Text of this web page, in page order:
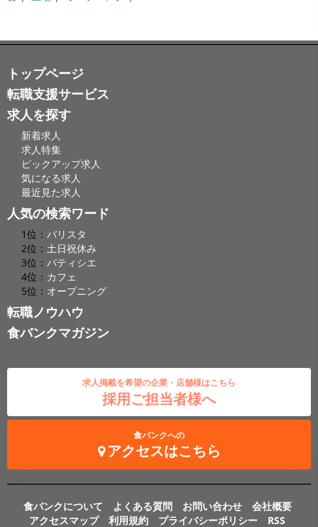
トップページ
転職支援サービス
求人を探す
新着求人
求人特集
ピックアップ求人
気になる求人
最近見た求人
人気の検索ワード
1位： バリスタ
2位： 土日祝休み
3位： パティシエ
4位： カフェ
5位： オープニング
転職ノウハウ
食バンクマガジン
求人掲載を希望の企業・店舗様はこちら
採用ご担当者様へ
食バンクへの
アクセスはこちら
食バンクについて よくある質問 お問い合わせ
会社概要
アクセスマップ
利用規約 プライバシーポリシー RSS